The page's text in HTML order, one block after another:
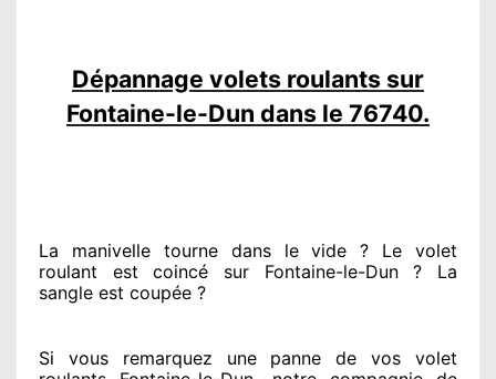
Dépannage volets roulants sur
Fontaine-le-Dun dans le 76740.
La manivelle tourne dans le vide ? Le volet
roulant est coincé sur Fontaine-le-Dun ? La
sangle est coupée ?
Si vous remarquez une panne de vos volet